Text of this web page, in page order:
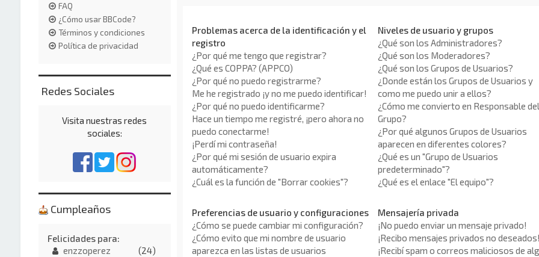
Problemas acerca de la identificación y el
registro
¿Por qué me tengo que registrar?
¿Qué es COPPA? (APPCO)
¿Por qué no puedo registrarme?
Me he registrado ¡y no me puedo identificar!
¿Por qué no puedo identificarme?
Hace un tiempo me registré, ¡pero ahora no
puedo conectarme!
¡Perdí mi contraseña!
¿Por qué mi sesión de usuario expira
automáticamente?
¿Cuál es la función de "Borrar cookies"?
Preferencias de usuario y configuraciones
¿Cómo se puede cambiar mi configuración?
¿Cómo evito que mi nombre de usuario
aparezca en las listas de usuarios
Niveles de usuario y grupos
¿Qué son los Administradores?
¿Qué son los Moderadores?
¿Qué son los Grupos de Usuarios?
¿Donde están los Grupos de Usuarios y
como me puedo unir a ellos?
¿Cómo me convierto en Responsable del
Grupo?
¿Por qué algunos Grupos de Usuarios
aparecen en diferentes colores?
¿Qué es un "Grupo de Usuarios
predeterminado"?
¿Qué es el enlace "El equipo"?
Mensajería privada
¡No puedo enviar un mensaje privado!
¡Recibo mensajes privados no deseados!
¡Recibí spam o correos maliciosos de
FAQ
¿Cómo usar BBCode?
Términos y condiciones
Política de privacidad
Redes Sociales
Visita nuestras redes
sociales:
Cumpleaños
Felicidades para:
enzzoperez
(24)